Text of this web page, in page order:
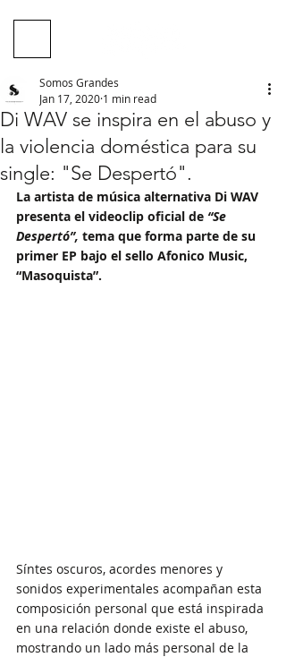
Di WAV se inspira en el abuso y
la violencia doméstica para su
single: "Se Despertó".
Somos Grandes
Jan 17, 2020 1 min read
La artista de música alternativa Di WAV
presenta el videoclip oficial de “Se
Despertó”, tema que forma parte de su
primer EP bajo el sello Afonico Music,
“Masoquista”.
Síntes oscuros, acordes menores y
sonidos experimentales acompañan esta
composición personal que está inspirada
en una relación donde existe el abuso,
mostrando un lado más personal de la